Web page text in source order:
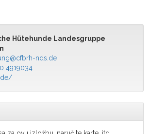
Hütehunde Landesgruppe
nds.de
4919034